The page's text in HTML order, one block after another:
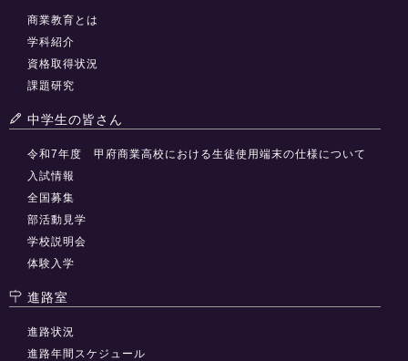
商業教育とは
学科紹介
資格取得状況
課題研究
中学生の皆さん
令和7年度 甲府商業高校における生徒使用端末の仕様について
入試情報
全国募集
部活動見学
学校説明会
体験入学
進路室
進路状況
進路年間スケジュール